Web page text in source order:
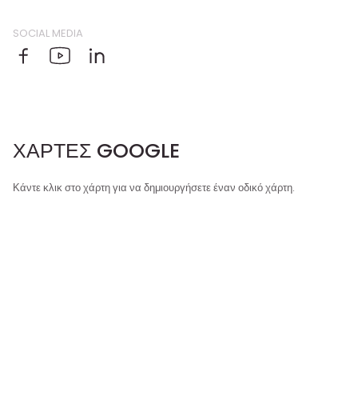
SOCIAL MEDIA
ΧΆΡΤΕΣ GOOGLE
Κάντε κλικ στο χάρτη για να δημιουργήσετε έναν οδικό χάρτη.